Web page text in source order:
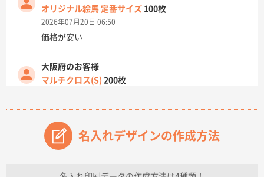
オリジナル絵馬 定番サイズ 100枚
2026年07月20日 06:50
価格が安い
大阪府のお客様
マルチクロス(S) 200枚
原稿データ流用が可能で価格が妥当なこと
兵庫県のお客様
チケットホルダー ダブルポケット
名入れデザインの作成方法